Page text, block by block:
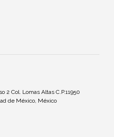
2 Col. Lomas Altas C.P.11950
de México, México